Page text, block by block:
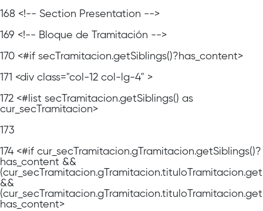
168 <!-- Section Presentation -->
169 <!-- Bloque de Tramitación -->
170 <#if secTramitacion.getSiblings()?has_content>
171 <div class="col-12 col-lg-4" >
172 <#list secTramitacion.getSiblings() as
cur_secTramitacion>
173
174 <#if cur_secTramitacion.gTramitacion.getSiblings()?
has_content &&
&&
has_content>